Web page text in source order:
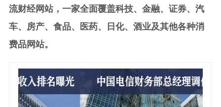
流财经网站，一家全面覆盖科技、金融、证券、汽
车、房产、食品、医药、日化、酒业及其他各种消
费品网站。